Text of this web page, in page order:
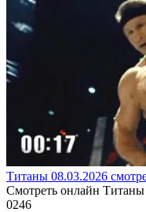
Титаны 08.03.2026
Смотреть онлайн
0246